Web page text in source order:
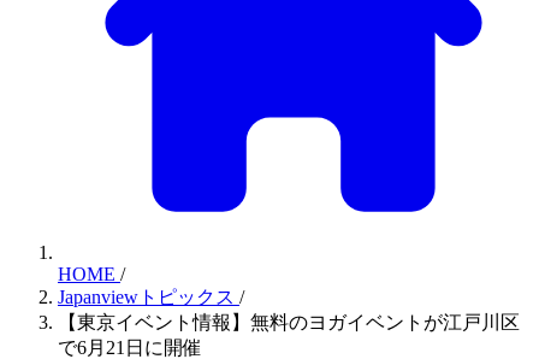
HOME /
Japanviewトピックス /
【東京イベント情報】無料のヨガイベントが江戸川区
で6月21日に開催